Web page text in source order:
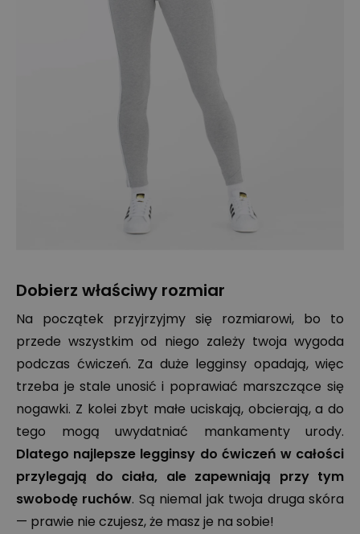
Dobierz właściwy rozmiar
Na początek przyjrzyjmy się rozmiarowi, bo to
przede wszystkim od niego zależy twoja wygoda
podczas ćwiczeń. Za duże legginsy opadają, więc
trzeba je stale unosić i poprawiać marszczące się
nogawki. Z kolei zbyt małe uciskają, obcierają, a do
tego mogą uwydatniać mankamenty urody.
Dlatego najlepsze legginsy do ćwiczeń w całości
przylegają do ciała, ale zapewniają przy tym
swobodę ruchów. Są niemal jak twoja druga skóra
— prawie nie czujesz, że masz je na sobie!